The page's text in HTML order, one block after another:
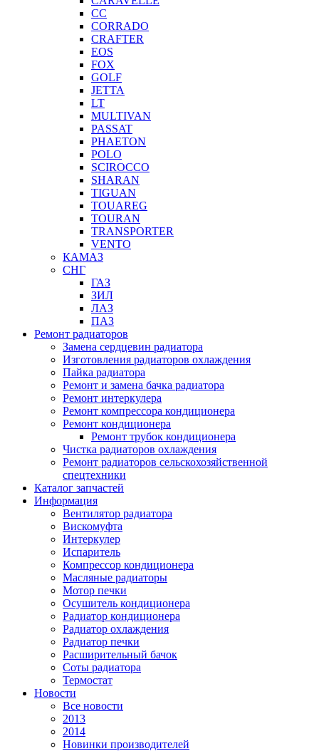
CC
CORRADO
CRAFTER
EOS
FOX
GOLF
JETTA
LT
MULTIVAN
PASSAT
PHAETON
POLO
SCIROCCO
SHARAN
TIGUAN
TOUAREG
TOURAN
TRANSPORTER
VENTO
КАМАЗ
СНГ
ГАЗ
ЗИЛ
ЛАЗ
ПАЗ
Ремонт радиаторов
Замена сердцевин радиатора
Изготовления радиаторов охлаждения
Пайка радиатора
Ремонт и замена бачка радиатора
Ремонт интеркулера
Ремонт компрессора кондиционера
Ремонт кондиционера
Ремонт трубок кондиционера
Чистка радиаторов охлаждения
Ремонт радиаторов сельскохозяйственной
спецтехники
Каталог запчастей
Информация
Вентилятор радиатора
Вискомуфта
Интеркулер
Испаритель
Компрессор кондиционера
Масляные радиаторы
Мотор печки
Осушитель кондиционера
Радиатор кондиционера
Радиатор охлаждения
Радиатор печки
Расширительный бачок
Соты радиатора
Термостат
Новости
Все новости
2013
2014
Новинки производителей